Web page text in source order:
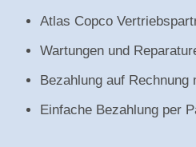
Atlas Copco
Wartungen und
Bezahlung auf Rechnung
Einfache Bezahlung per